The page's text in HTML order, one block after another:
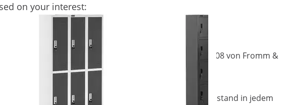
on your interest:
wollen – der geräumige Metallspind STAR_MCAB_08 von Fromm &
zu jedem Interieur und jeder Büroeinrichtung.
& Starck
ist der Spind ein unentbehrlicher Einrichtungsgegenstand in jedem